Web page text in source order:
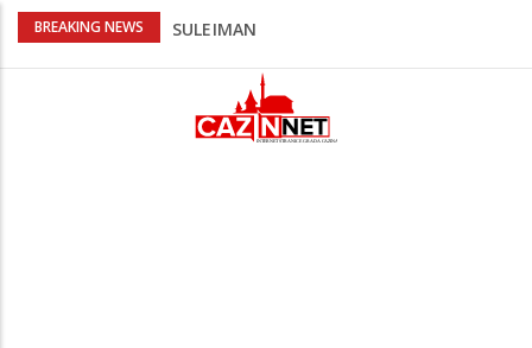
BREAKING NEWS
Kafa, umjetnost i Alajbegović: Juventus
Poznat termin dženaze NADAREVIĆ
Na Ahiret preselila SAMARDŽIĆ (rođ.